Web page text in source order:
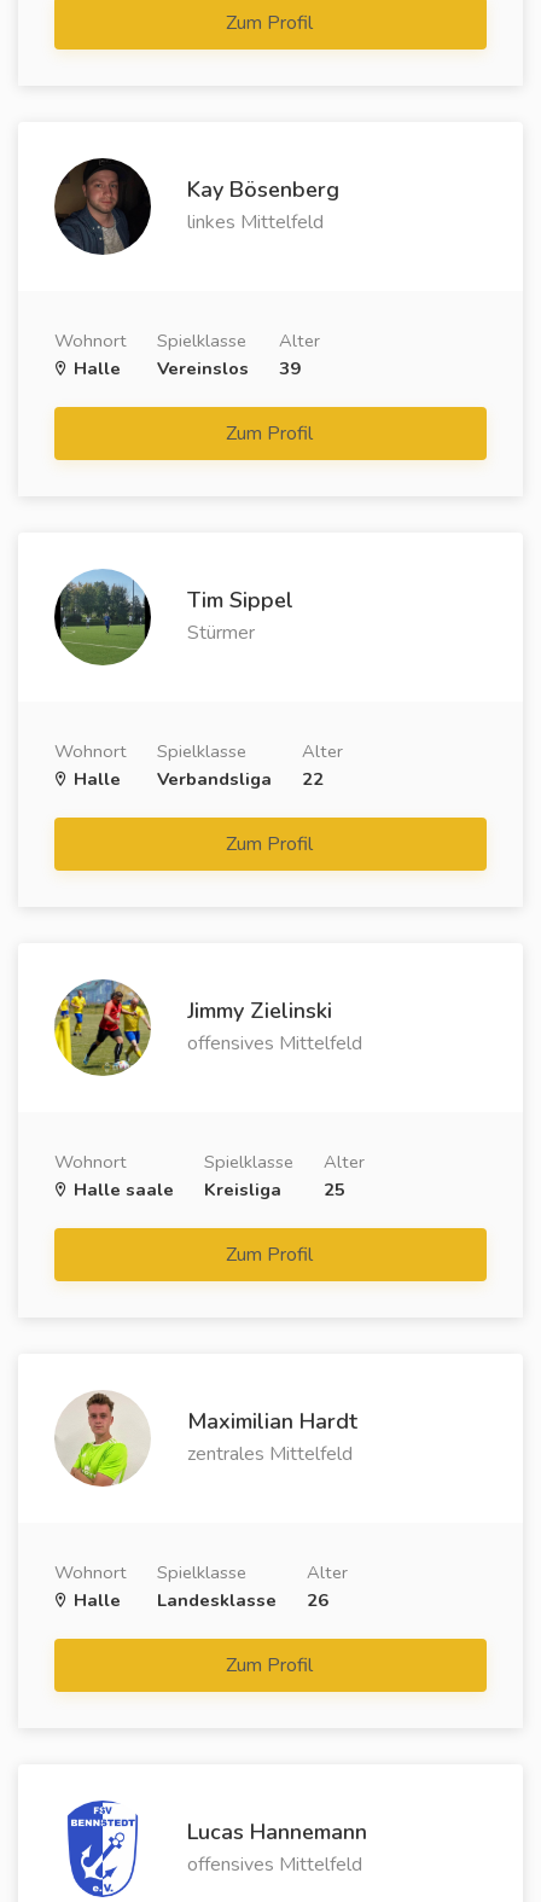
Zum Profil
Kay Bösenberg
linkes Mittelfeld
Wohnort
Halle
Spielklasse
Vereinslos
Alter
39
Zum Profil
Tim Sippel
Stürmer
Wohnort
Halle
Spielklasse
Verbandsliga
Alter
22
Zum Profil
Jimmy Zielinski
offensives Mittelfeld
Wohnort
Halle saale
Spielklasse
Kreisliga
Alter
25
Zum Profil
Maximilian Hardt
zentrales Mittelfeld
Wohnort
Halle
Spielklasse
Landesklasse
Alter
26
Zum Profil
Lucas Hannemann
offensives Mittelfeld